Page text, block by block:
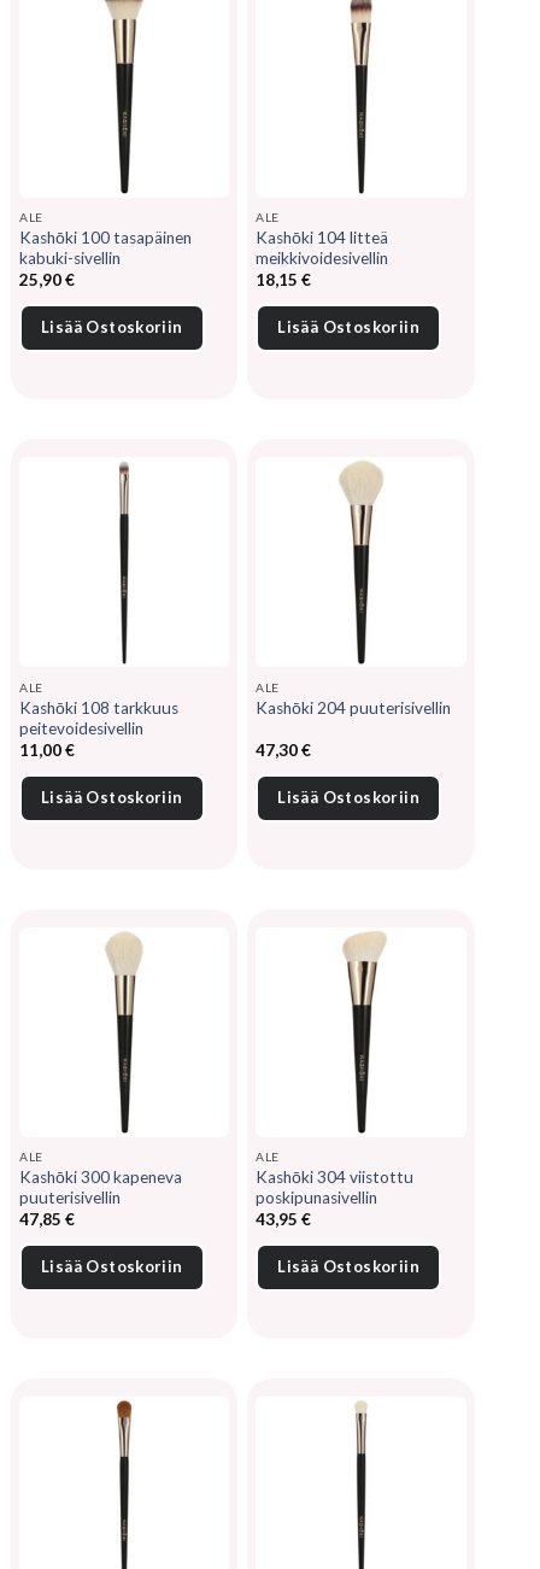
ALE
Kashōki 100 tasapäinen
kabuki-sivellin
25,90€
Lisää Ostoskoriin
ALE
Kashōki 104 litteä
meikkivoidesivellin
18,15€
Lisää Ostoskoriin
ALE
Kashōki 108 tarkkuus
peitevoidesivellin
11,00€
Lisää Ostoskoriin
ALE
Kashōki 204 puuterisivellin
47,30€
Lisää Ostoskoriin
ALE
Kashōki 300 kapeneva
puuterisivellin
47,85 €
Lisää Ostoskoriin
ALE
Kashōki 304 viistottu
poskipunasivellin
43,95€
Lisää Ostoskoriin